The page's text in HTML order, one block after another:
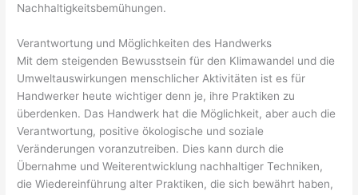
Nachhaltigkeitsbemühungen.
Verantwortung und Möglichkeiten des Handwerks
Mit dem steigenden Bewusstsein für den Klimawandel und die
Umweltauswirkungen menschlicher Aktivitäten ist es für
Handwerker heute wichtiger denn je, ihre Praktiken zu
überdenken. Das Handwerk hat die Möglichkeit, aber auch die
Verantwortung, positive ökologische und soziale
Veränderungen voranzutreiben. Dies kann durch die
Übernahme und Weiterentwicklung nachhaltiger Techniken,
die Wiedereinführung alter Praktiken, die sich bewährt haben,